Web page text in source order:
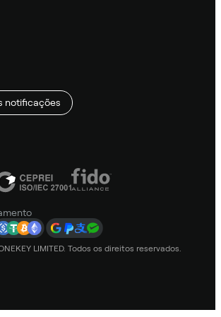
notificações
LIMITED. Todos os direitos reservados.